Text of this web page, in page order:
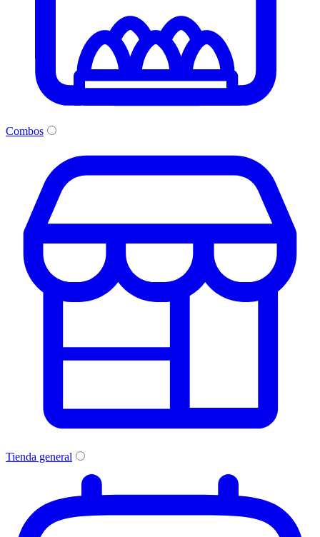
Combos
Tienda general